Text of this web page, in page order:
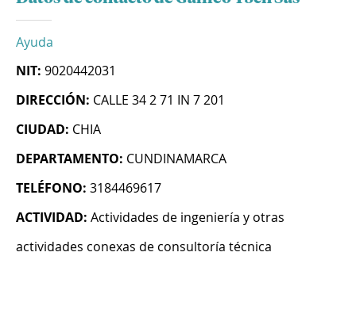
Ayuda
NIT: 9020442031
DIRECCIÓN: CALLE 34 2 71 IN 7 201
CIUDAD: CHIA
DEPARTAMENTO: CUNDINAMARCA
TELÉFONO: 3184469617
ACTIVIDAD: Actividades de ingeniería y otras
actividades conexas de consultoría técnica